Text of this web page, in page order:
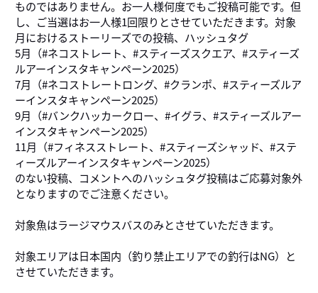
ものではありません。お一人様何度でもご投稿可能です。但
し、ご当選はお一人様1回限りとさせていただきます。対象
月におけるストーリーズでの投稿、ハッシュタグ
5月（#ネコストレート、#スティーズスクエア、#スティーズ
ルアーインスタキャンペーン2025）
7月（#ネコストレートロング、#クランポ、#スティーズルア
ーインスタキャンペーン2025）
9月（#バンクハッカークロー、#イグラ、#スティーズルアー
インスタキャンペーン2025）
11月（#フィネスストレート、#スティーズシャッド、#ステ
ィーズルアーインスタキャンペーン2025）
のない投稿、コメントへのハッシュタグ投稿はご応募対象外
となりますのでご注意ください。
対象魚はラージマウスバスのみとさせていただきます。
対象エリアは日本国内（釣り禁止エリアでの釣行はNG）と
させていただきます。